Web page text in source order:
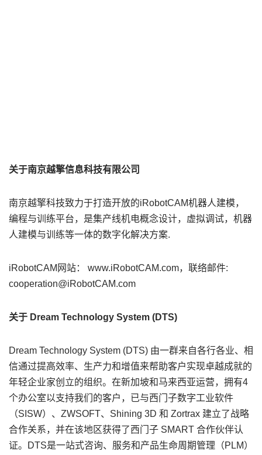
关于南京越擎信息科技有限公司
南京越擎科技致力于打造开放的iRobotCAM机器人建模，
编程与训练平台，是集产线机电概念设计，虚拟调试，机器
人建模与训练等一体的数字化解决方案.
iRobotCAM网站： www.iRobotCAM.com，联络邮件:
cooperation@iRobotCAM.com
关于 Dream Technology System (DTS)
Dream Technology System (DTS) 由一群来自各行各业、相
信通过提高效率、生产力和增值来帮助客户实现卓越成就的
年轻企业家创立的组织。在新加坡和马来西亚运营，拥有4
个办公室以支持我们的客户，已与西门子数字工业软件
（SISW）、ZWSOFT、Shining 3D 和 Zortrax 建立了战略
合作关系，并在该地区获得了西门子 SMART 合作伙伴认
证。DTS是一站式咨询、服务和产品生命周期管理（PLM）